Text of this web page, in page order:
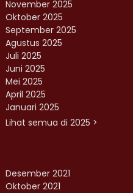
November 2025
Oktober 2025
September 2025
Agustus 2025
Juli 2025
Juni 2025
Mei 2025
April 2025
Januari 2025
Lihat semua di 2025 >
Desember 2021
Oktober 2021